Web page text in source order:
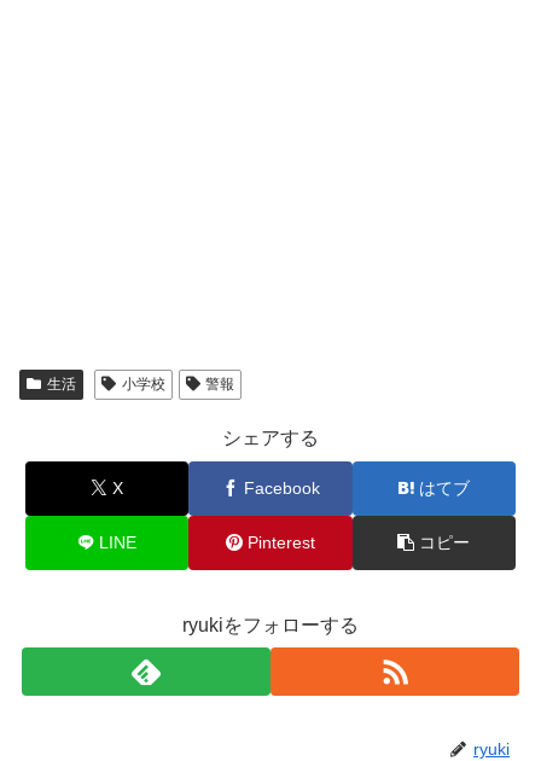
生活 小学校 警報
シェアする
X Facebook はてブ
LINE Pinterest コピー
ryukiをフォローする
ryuki